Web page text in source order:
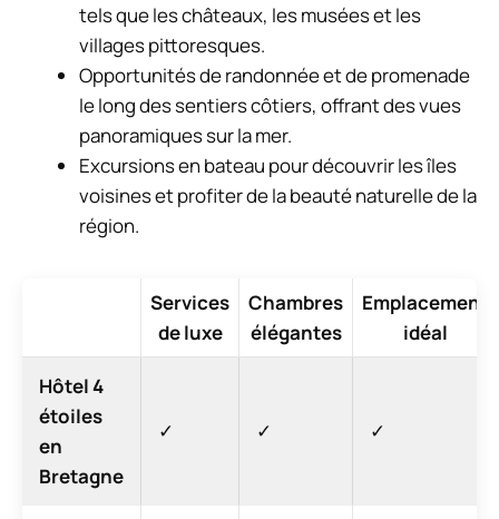
tels que les châteaux, les musées et les
villages pittoresques.
Opportunités de randonnée et de promenade
le long des sentiers côtiers, offrant des vues
panoramiques sur la mer.
Excursions en bateau pour découvrir les îles
voisines et profiter de la beauté naturelle de la
région.
Services
de luxe
Chambres
élégantes
Emplacement
idéal
Hôtel 4
étoiles
en
Bretagne
✓ ✓ ✓